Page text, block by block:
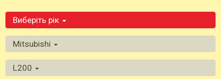
Виберіть рік
Mitsubishi
L200